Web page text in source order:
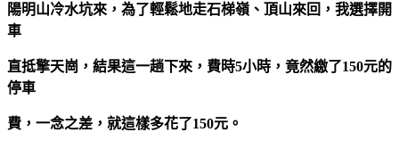
陽明山冷水坑來，為了輕鬆地走石梯嶺、頂山來回，我選擇開
車
直抵擎天崗，結果這一趟下來，費時5小時，竟然繳了150元的
停車
費，一念之差，就這樣多花了150元。